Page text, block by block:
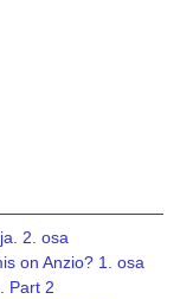
2. osa
on Anzio? 1. osa
Part 2